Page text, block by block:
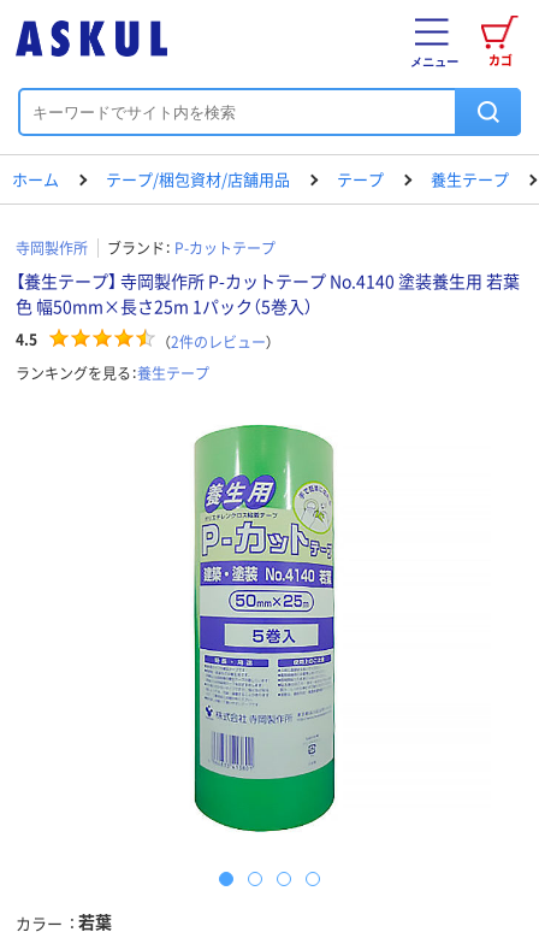
カゴ
メニュー
ホーム テープ/梱包資材/店舗用品 テープ 養生テープ
寺岡製作所 ブランド： P-カットテープ
【養生テープ】 寺岡製作所 P-カットテープ No.4140 塗装養生用 若葉
色 幅50mm×長さ25m 1パック（5巻入）
4.5 （2件のレビュー）
ランキングを見る：養生テープ
カラー 若葉